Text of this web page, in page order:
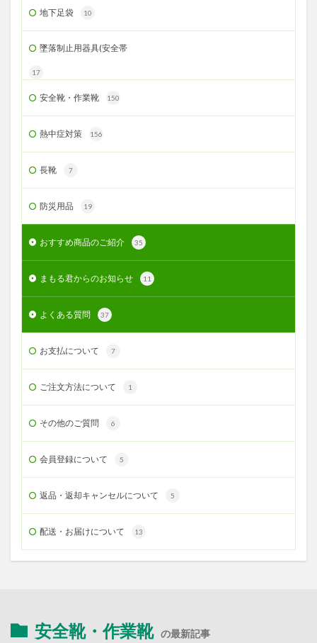
地下足袋 10
墜落制止用器具(安全帯
17
安全靴・作業靴 150
熱中症対策 156
長靴 7
防災用品 19
おすすめ商品のご紹介 35
まもる君からのお知らせ 11
よくある質問 37
お支払について 7
ご注文方法について 1
その他のご質問 6
会員登録について 5
返品・返却キャンセルについて 5
配送・お届けについて 13
安全靴・作業靴 の最新記事